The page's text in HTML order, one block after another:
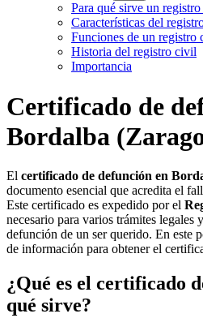
Para qué sirve un
Características del
Funciones de un registro
Historia del registro civil
Importancia
Certificado de
Bordalba
El certificado de defunción en
documento esencial que acredita el
Este certificado es expedido por el
necesario para varios trámites legales
defunción de un ser querido. En este
de información para obtener el
¿Qué es el certificado
qué sirve?